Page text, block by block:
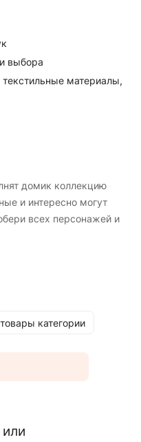
выбора
материалы,
домик коллекцию
и интересно могут
всех персонажей и
категории
или